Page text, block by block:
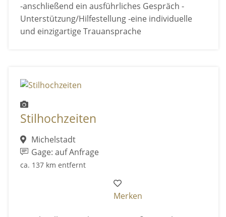
-anschließend ein ausführliches Gespräch -
Unterstützung/Hilfestellung -eine individuelle
und einzigartige Trauansprache
Stilhochzeiten
Michelstadt
Gage: auf Anfrage
ca. 137 km entfernt
Merken